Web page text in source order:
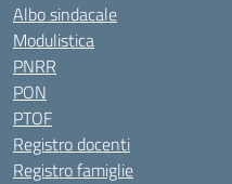
Albo sindacale
Modulistica
PNRR
PON
PTOF
Registro docenti
Registro famiglie